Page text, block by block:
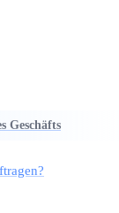
Geschäfts